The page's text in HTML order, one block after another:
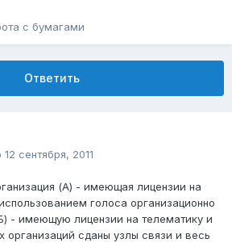
с бумагами
Ответить
12 сентября, 2011
(А) - имеющая лицензии на
голоса организационно
- имеющую лицензии на телематику и
организаций сданы узлы связи и весь